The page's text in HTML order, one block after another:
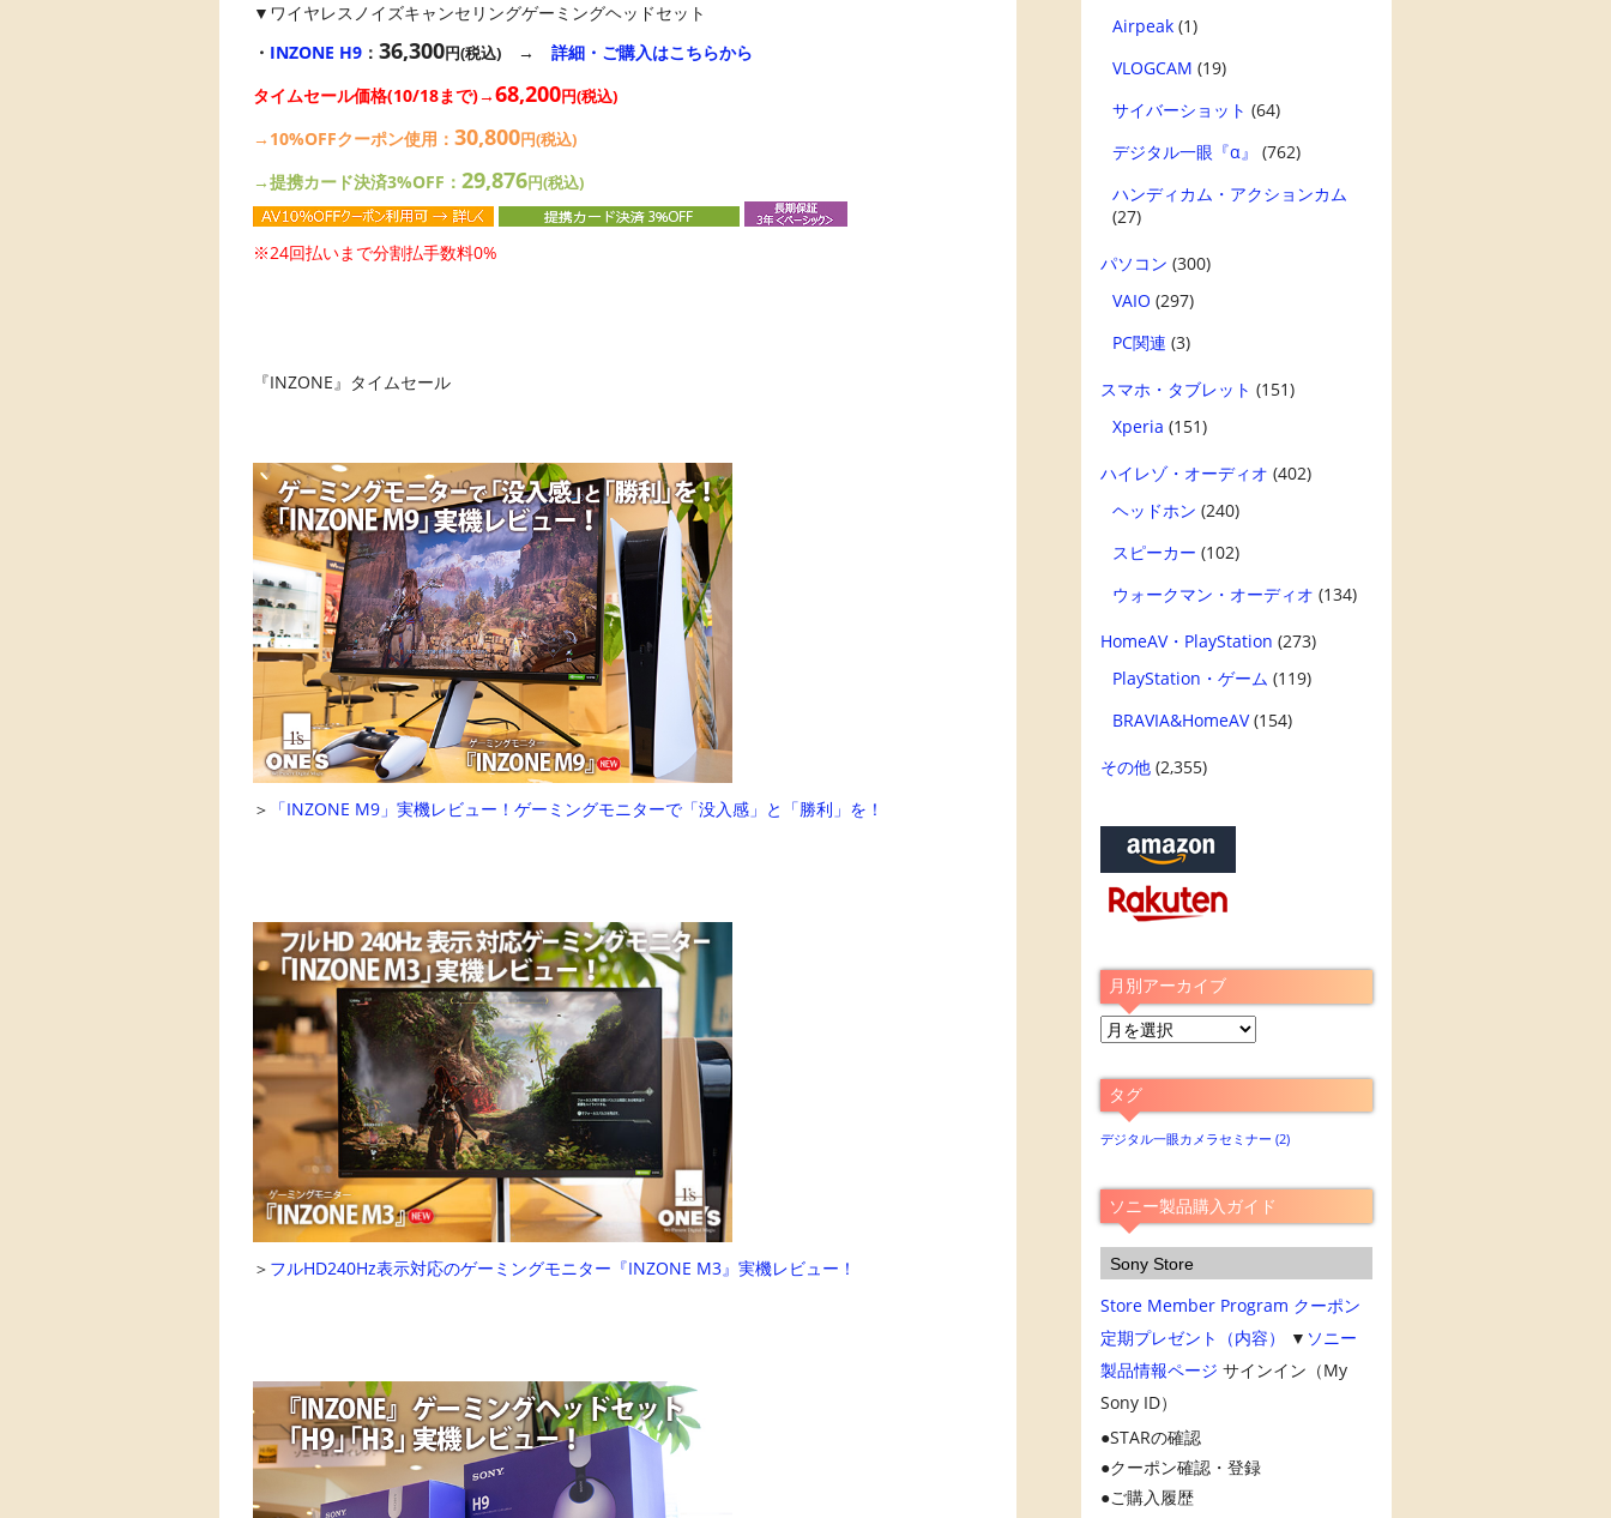
▼ワイヤレスノイズキャンセリングゲーミングヘッドセット
・ INZONE H9： 36,300円(税込)→ 詳細・ご購入はこちらから
タイムセール価格(10/18まで)→68,200円(税込)
→10%OFFクーポン使用： 30,800円(税込)
→提携カード決済3%OFF： 29,876円(税込)
※24回払いまで分割払手数料0%
『INZONE』タイムセール
＞ 「INZONE M9」実機レビュー！ゲーミングモニターで「没入感」と「勝利」を！
＞ フルHD240Hz表示対応のゲーミングモニター『INZONE M3』実機レビュー！
Airpeak(1)
VLOGCAM (19)
サイバーショット (64)
デジタル一眼『α』
(762)
ハンディカム・アクションカム
(27)
パソコン (300)
VAIO (297)
PC関連 (3)
スマホ・タブレット (151)
Xperia (151)
ハイレゾ・オーディオ (402)
ヘッドホン (240)
スピーカー (102)
ウォークマン・オーディオ (134)
HomeAV・PlayStation (273)
PlayStation・ゲーム (119)
BRAVIA&HomeAV(154)
その他(2,355)
月別アーカイブ
月
ア
ー
カ
ブ
タグ
デジタル一眼カメラセミナー (2)
ソニー製品購入ガイド
Sony Store
Store Member Program クーポン
定期プレゼント（内容）
▼ ソニー
製品情報ページ サインイン（My
Sony ID）
STARの確認
クーポン確認・登録
ご購入履歴